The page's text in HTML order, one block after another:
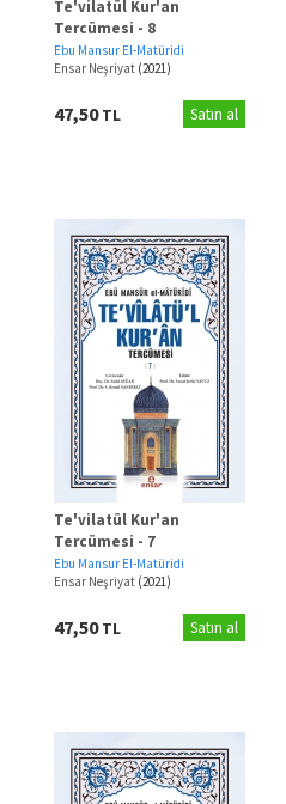
Te'vilatül Kur'an
Tercümesi - 8
Ebu Mansur El-Matüridi
Ensar Neşriyat (2021)
47,50TL Satın al
Te'vilatül Kur'an
Tercümesi - 7
Ebu Mansur El-Matüridi
Ensar Neşriyat (2021)
47,50TL Satın al